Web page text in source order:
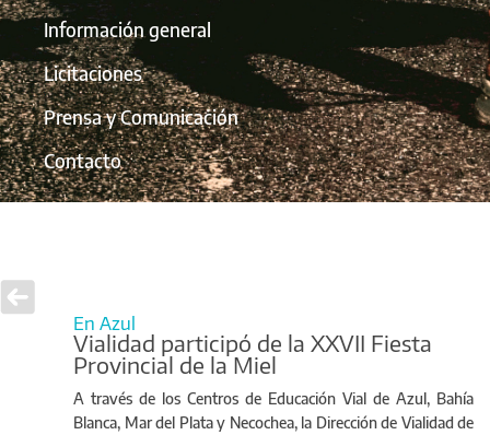
Información general
Licitaciones
Prensa y Comunicación
Contacto
En Azul
Vialidad participó de la XXVII Fiesta
Provincial de la Miel
A través de los Centros de Educación Vial de Azul, Bahía
Blanca, Mar del Plata y Necochea, la Dirección de Vialidad de